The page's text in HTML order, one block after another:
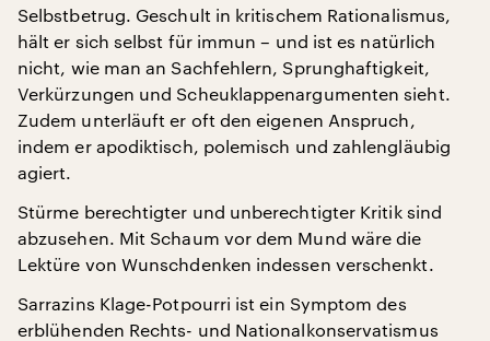
Selbstbetrug. Geschult in kritischem Rationalismus,
hält er sich selbst für immun – und ist es natürlich
nicht, wie man an Sachfehlern, Sprunghaftigkeit,
Verkürzungen und Scheuklappenargumenten sieht.
Zudem unterläuft er oft den eigenen Anspruch,
indem er apodiktisch, polemisch und zahlengläubig
agiert.
Stürme berechtigter und unberechtigter Kritik sind
abzusehen. Mit Schaum vor dem Mund wäre die
Lektüre von Wunschdenken indessen verschenkt.
Sarrazins Klage-Potpourri ist ein Symptom des
erblühenden Rechts- und Nationalkonservatismus